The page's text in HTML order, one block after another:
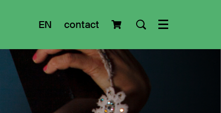
EN contact Menu